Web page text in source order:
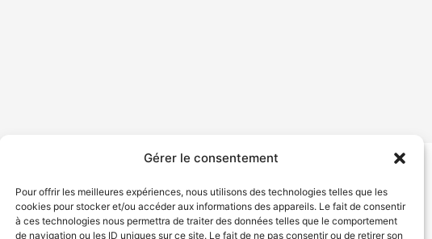
Gérer le consentement
Pour offrir les meilleures expériences, nous utilisons des technologies telles que les
cookies pour stocker et/ou accéder aux informations des appareils. Le fait de consentir
à ces technologies nous permettra de traiter des données telles que le comportement
de navigation ou les ID uniques sur ce site. Le fait de ne pas consentir ou de retirer son
Déclaration de services Politique de confidentialité